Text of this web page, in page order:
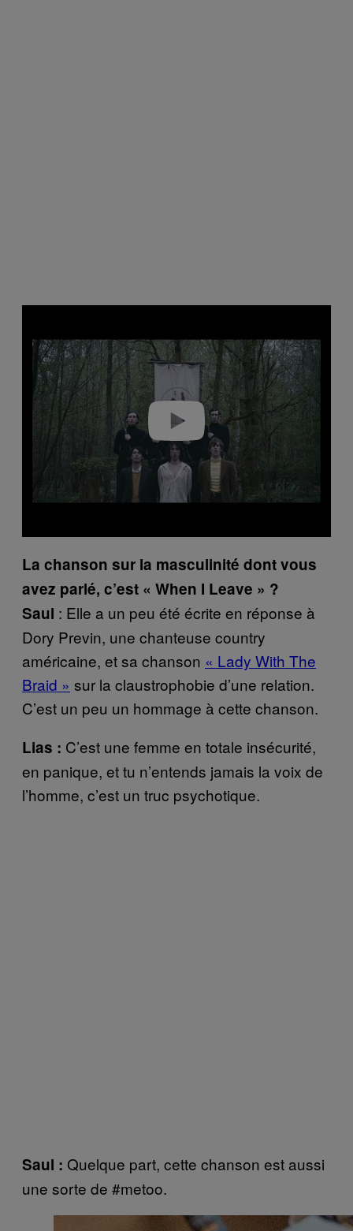
Play video
La chanson sur la masculinité dont vous
avez parlé, c’est « When I Leave » ?
Saul : Elle a un peu été écrite en réponse à
Dory Previn, une chanteuse country
américaine, et sa chanson « Lady With The
Braid » sur la claustrophobie d’une relation.
C’est un peu un hommage à cette chanson.
Lias : C’est une femme en totale insécurité,
en panique, et tu n’entends jamais la voix de
l’homme, c’est un truc psychotique.
Saul : Quelque part, cette chanson est aussi
une sorte de #metoo.